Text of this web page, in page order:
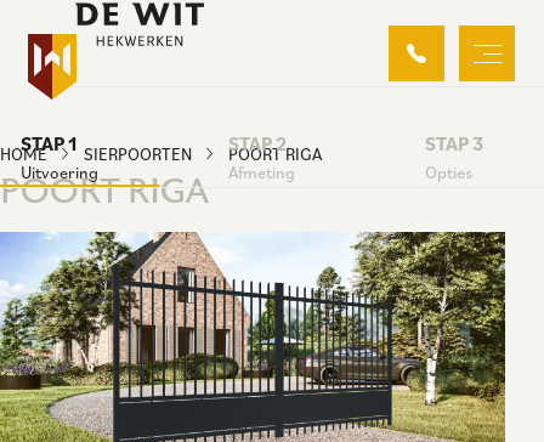
STAP 1
Uitvoering
STAP 2
Afmeting
STAP 3
Opties
HOME SIERPOORTEN POORT RIGA
POORT RIGA